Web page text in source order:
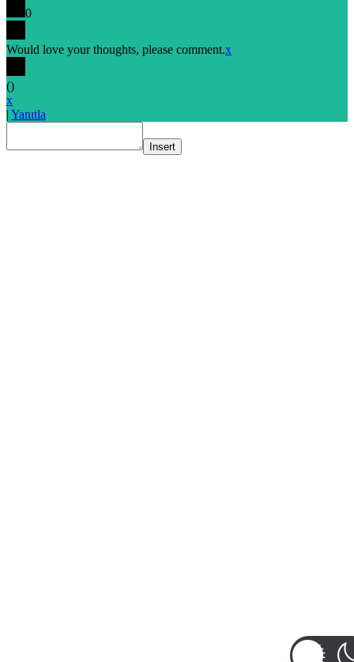
0
Would love your thoughts, please comment.x
()
x
| Yanıtla
Insert